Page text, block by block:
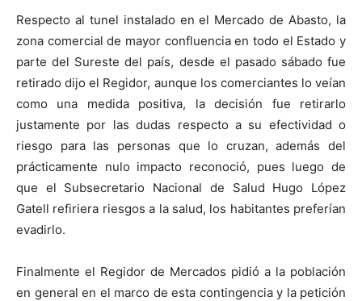
Respecto al tunel instalado en el Mercado de Abasto, la
zona comercial de mayor confluencia en todo el Estado y
parte del Sureste del país, desde el pasado sábado fue
retirado dijo el Regidor, aunque los comerciantes lo veían
como una medida positiva, la decisión fue retirarlo
justamente por las dudas respecto a su efectividad o
riesgo para las personas que lo cruzan, además del
prácticamente nulo impacto reconoció, pues luego de
que el Subsecretario Nacional de Salud Hugo López
Gatell refiriera riesgos a la salud, los habitantes preferían
evadirlo.
Finalmente el Regidor de Mercados pidió a la población
en general en el marco de esta contingencia y la petición